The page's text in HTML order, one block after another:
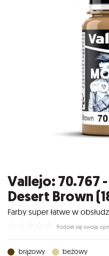
Vallejo: 70.767
Desert Brown
Farby super łatwe w
Podziel się swoją
brązowy beżowy